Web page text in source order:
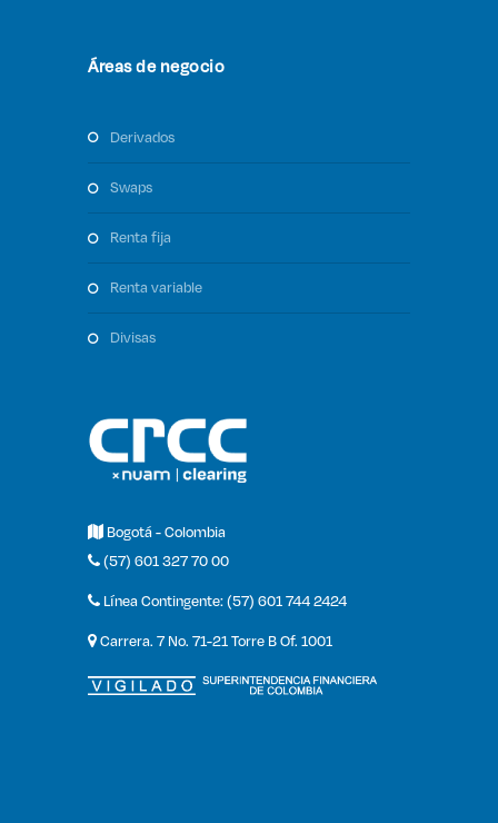
Áreas de negocio
derivados
swaps
renta fija
renta variable
divisas
Bogotá - Colombia
(57) 601 327 70 00
Línea Contingente: (57) 601 744 2424
Carrera. 7 No. 71-21 Torre B Of. 1001